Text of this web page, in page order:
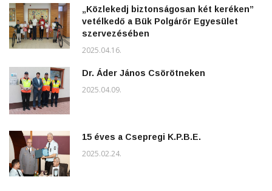
„Közlekedj biztonságosan két keréken”
vetélkedő a Bük Polgárőr Egyesület
szervezésében
2025.04.16.
Dr. Áder János Csörötneken
2025.04.09.
15 éves a Csepregi K.P.B.E.
2025.02.24.